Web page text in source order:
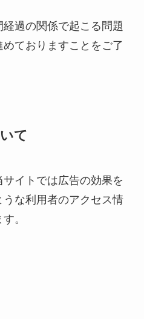
過の関係で起こる問題
ておりますことをご了
て
イトでは広告の効果を
な利用者のアクセス情
。